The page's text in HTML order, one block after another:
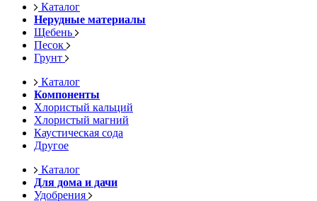
Каталог
Нерудные материалы
Щебень
Песок
Грунт
Каталог
Компоненты
Хлористый кальций
Хлористый магний
Каустическая сода
Другое
Каталог
Для дома и дачи
Удобрения